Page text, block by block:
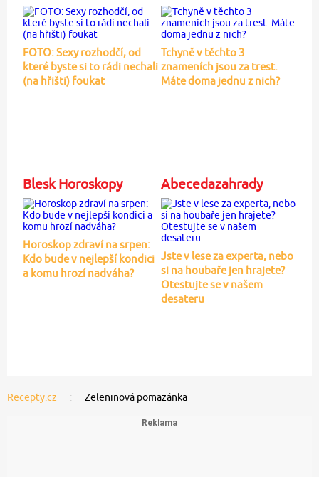
FOTO: Sexy rozhodčí, od
které byste si to rádi nechali
(na hřišti) foukat
Tchyně v těchto 3
znameních jsou za trest.
Máte doma jednu z nich?
Blesk Horoskopy
Horoskop zdraví na srpen:
Kdo bude v nejlepší kondici
a komu hrozí nadváha?
Abecedazahrady
Jste v lese za experta, nebo
si na houbaře jen hrajete?
Otestujte se v našem
desateru
Recepty.cz Zeleninová pomazánka